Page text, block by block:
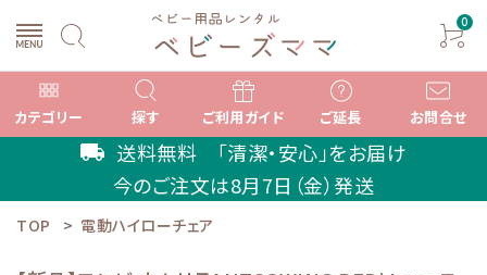
0
カテゴリー 探す ご利用ガイド ご延長 お問合せ
local_shipping 送料無料 「清潔・安心」をお届け
今のご注文は8月7日（金）発送
TOP 電動ハイローチェア